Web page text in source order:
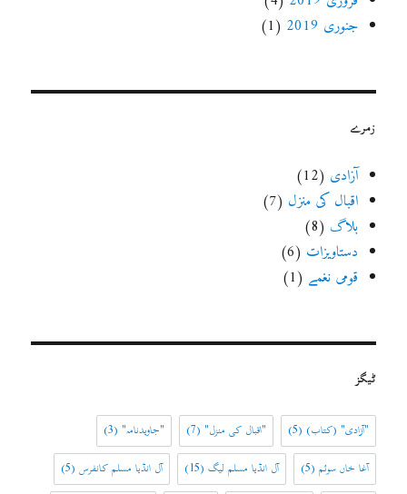
جنوری 2019
(1)
زمرے
آزادی (12)
اقبال کی منزل (7)
بلاگ (8)
دستاویزات (6)
قومی نغمے (1)
ٹیگز
"آزادی" (کتاب)(5) "اقبال کی منزل" (7) "جاویدنامہ" (3)
آغا خاں سوئم(5) آل انڈیا مسلم لیگ(15) آل انڈیا مسلم کانفرس(5)